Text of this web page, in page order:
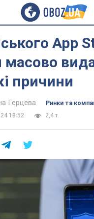
App
масово
причини
Герцева
Ринки та
18:52
2,4 т.